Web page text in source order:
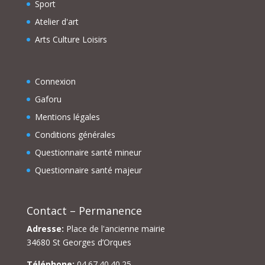
Sport
Atelier d'art
Arts Culture Loisirs
Connexion
Gaforu
Mentions légales
Conditions générales
Questionnaire santé mineur
Questionnaire santé majeur
Contact – Permanence
Adresse: Place de l'ancienne mairie
34680 St Georges d’Orques